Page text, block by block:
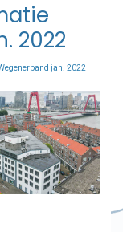
2022
jan. 2022